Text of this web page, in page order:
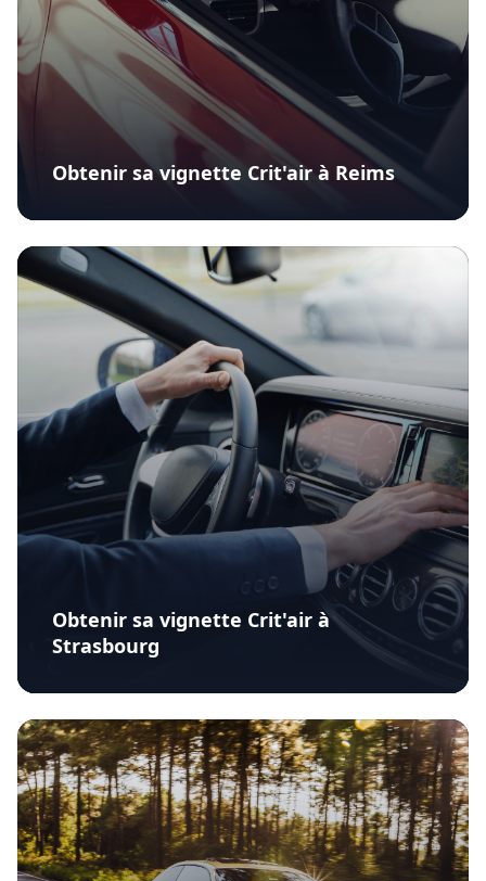
Obtenir sa vignette Crit'air à Reims
Obtenir sa vignette Crit'air à
Strasbourg